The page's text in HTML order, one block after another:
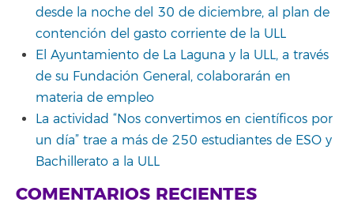
desde la noche del 30 de diciembre, al plan de
contención del gasto corriente de la ULL
El Ayuntamiento de La Laguna y la ULL, a través
de su Fundación General, colaborarán en
materia de empleo
La actividad “Nos convertimos en científicos por
un día” trae a más de 250 estudiantes de ESO y
Bachillerato a la ULL
COMENTARIOS RECIENTES